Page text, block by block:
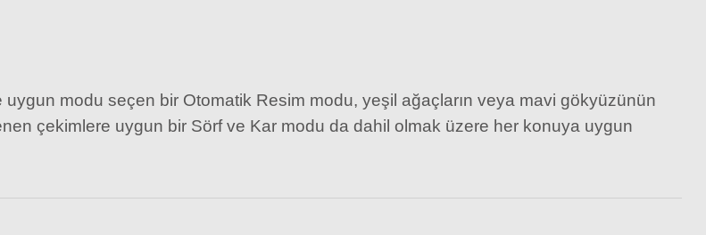
| 4K & 8K Video Performansı
modu seçen bir Otomatik Resim modu, yeşil ağaçların veya mavi gökyüzünün
çekimlere uygun bir Sörf ve Kar modu da dahil olmak üzere her konuya uygun